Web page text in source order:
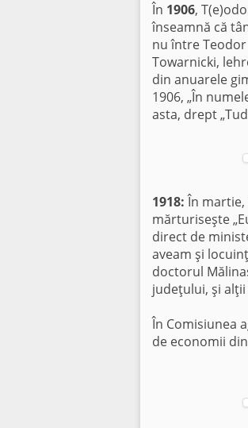
În 1906,
înseamnă că
nu între
Towarnicki,
din anuarele
1906, „În
asta, drept
1918:În
mărturiseşte
direct de
aveam şi
doctorul
judeţului, şi
În Comisiunea
de economii